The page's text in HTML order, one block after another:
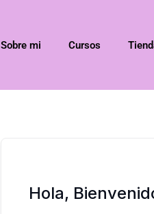
Sobre mi Cursos
Hola,